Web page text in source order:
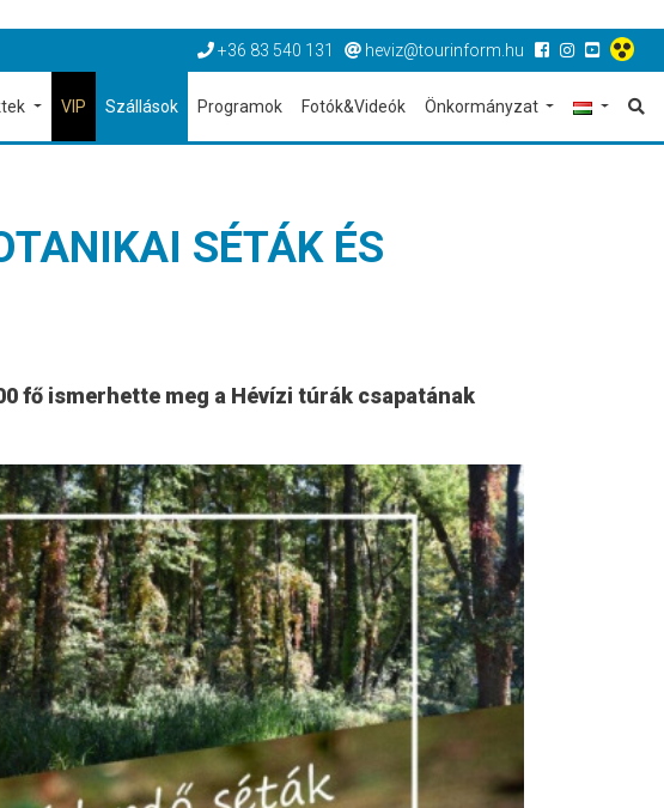
+36 83 540 131 heviz@tourinform.hu
VIP Szállások Programok Fotók&Videók Önkormányzat
SÉTÁK ÉS
fő ismerhette meg a Hévízi túrák csapatának